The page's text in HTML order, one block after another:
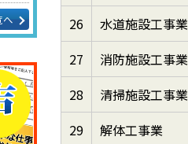
へ
26
水道施設工事業
27
消防施設工事業
28
清掃施設工事業
29
解体工事業